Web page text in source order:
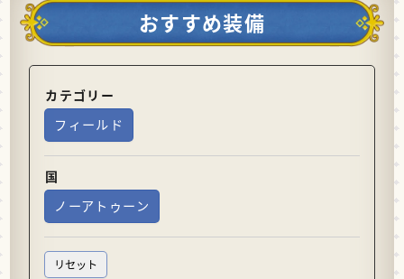
おすすめ装備
カテゴリー
フィールド
国
ノーアトゥーン